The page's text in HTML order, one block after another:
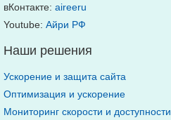
вКонтакте: aireeru
Youtube: Айри РФ
Наши решения
Ускорение и защита сайта
Оптимизация и ускорение
Мониторинг скорости и доступности